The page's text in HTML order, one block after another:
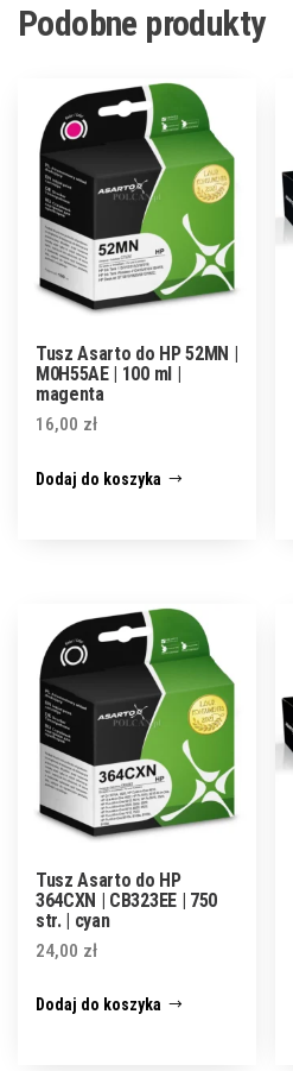
Podobne produkty
Tusz Asarto do HP 52MN |
M0H55AE | 100 ml |
magenta
16,00 zł
Dodaj do koszyka
Tusz Asarto do HP
364CXN | CB323EE | 750
str. | cyan
24,00 zł
Dodaj do koszyka